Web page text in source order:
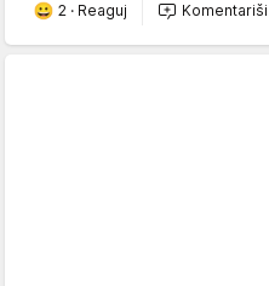
2 · Reaguj Komentariši